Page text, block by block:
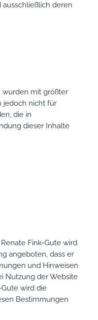
deren
mit größter
jedoch nicht für
die in
dieser Inhalte
Fink-Gute wird
angeboten, dass er
und Hinweisen
Nutzung der Website
wird die
Bestimmungen